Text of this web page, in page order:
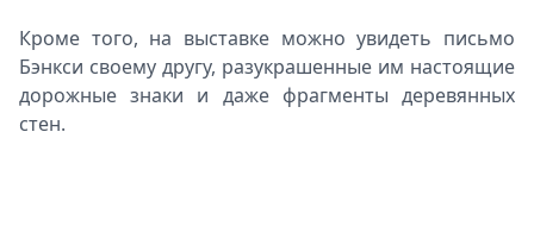
Кроме того, на выставке можно увидеть письмо
Бэнкси своему другу, разукрашенные им настоящие
дорожные знаки и даже фрагменты деревянных
стен.